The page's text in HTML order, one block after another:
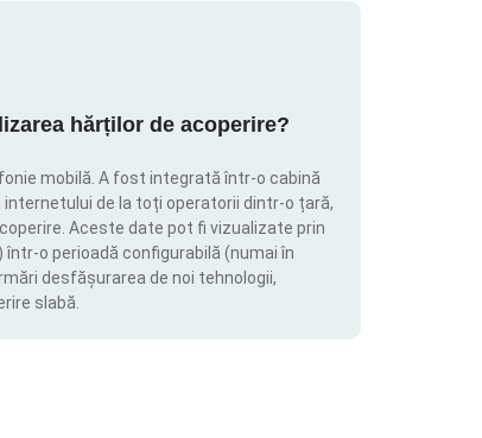
hărților de acoperire?
mobilă. A fost integrată într-o cabină
de la toți operatorii dintr-o țară,
Aceste date pot fi vizualizate prin
într-o perioadă configurabilă (numai în
desfășurarea de noi tehnologii,
slabă.